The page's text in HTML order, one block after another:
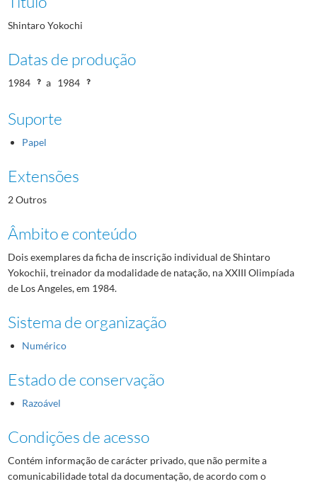
Shintaro Yokochi
Datas de produção
1984 a 1984
Suporte
Papel
Extensões
2 Outros
Âmbito e conteúdo
Dois exemplares da ficha de inscrição individual de Shintaro
Yokochii, treinador da modalidade de natação, na XXIII Olimpíada
de Los Angeles, em 1984.
Sistema de organização
Numérico
Estado de conservação
Razoável
Condições de acesso
Contém informação de carácter privado, que não permite a
comunicabilidade total da documentação, de acordo com o